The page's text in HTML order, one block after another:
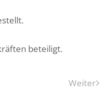
beteiligt.
Weiter